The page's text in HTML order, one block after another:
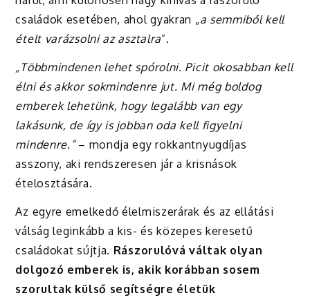
családok esetében, ahol gyakran „a semmiből kell
ételt varázsolni az asztalra”.
„Többmindenen lehet spórolni. Picit okosabban kell
élni és akkor sokmindenre jut. Mi még boldog
emberek lehetünk, hogy legalább van egy
lakásunk, de így is jobban oda kell figyelni
mindenre.”– mondja egy rokkantnyugdíjas
asszony, aki rendszeresen jár a krisnások
ételosztására.
Az egyre emelkedő élelmiszerárak és az ellátási
válság leginkább a kis- és közepes keresetű
családokat sújtja. Rászorulóvá váltak olyan
dolgozó emberek is, akik korábban sosem
szorultak külső segítségre életük